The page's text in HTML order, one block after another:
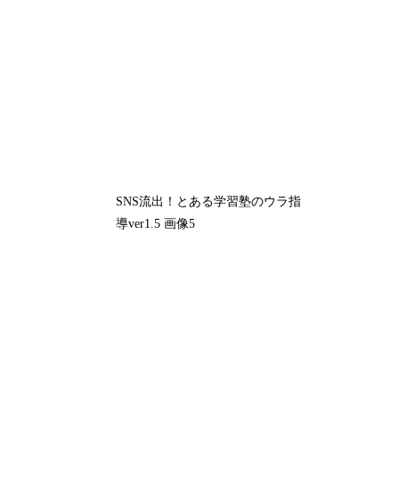
SNS流出！とある学習塾のウラ指
導ver1.5 画像5